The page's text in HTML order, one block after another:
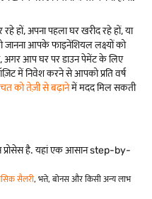
हों, अपना पहला घर खरीद रहे हों, या
जानना आपके फाइनेंशियल लक्ष्यों को
अगर आप घर पर डाउन पेमेंट के लिए
में निवेश करने से आपको प्रति वर्ष
को तेज़ी से बढ़ानेमें मदद मिल सकती
प्रोसेस है. यहां एक आसान step-by-
सैलरी, भत्ते, बोनस और किसी अन्य लाभ